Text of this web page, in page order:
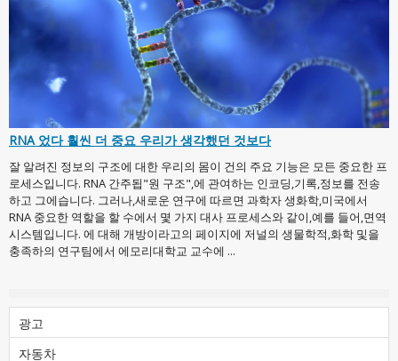
RNA 었다 훨씬 더 중요 우리가 생각했던 것보다
잘 알려진 정보의 구조에 대한 우리의 몸이 건의 주요 기능은 모든 중요한 프
로세스입니다. RNA 간주됩"원 구조",에 관여하는 인코딩,기록,정보를 전송
하고 그에습니다. 그러나,새로운 연구에 따르면 과학자 생화학,미국에서
RNA 중요한 역할을 할 수에서 몇 가지 대사 프로세스와 같이,예를 들어,면역
시스템입니다. 에 대해 개방이라고의 페이지에 저널의 생물학적,화학 및을
충족하의 연구팀에서 에모리대학교 교수에 ...
광고
자동차